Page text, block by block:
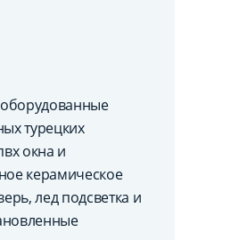
оборудованные
турецких
окна и
керамическое
лед подсветка и